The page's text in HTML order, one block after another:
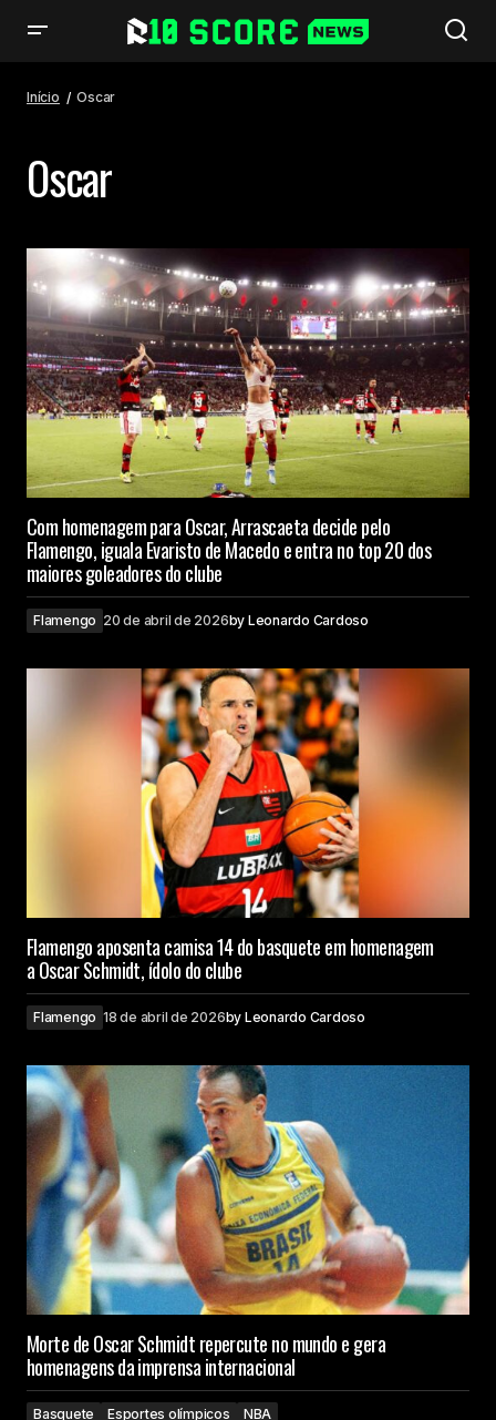
Início Oscar
Oscar
Com homenagem para Oscar, Arrascaeta decide pelo
Flamengo, iguala Evaristo de Macedo e entra no top 20 dos
maiores goleadores do clube
Flamengo 20 de abril de 2026by Leonardo Cardoso
Flamengo aposenta camisa 14 do basquete em homenagem
a Oscar Schmidt, ídolo do clube
Flamengo 18 de abril de 2026by Leonardo Cardoso
Morte de Oscar Schmidt repercute no mundo e gera
homenagens da imprensa internacional
Basquete Esportes olímpicos
NBA